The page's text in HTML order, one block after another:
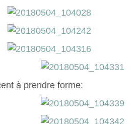
à prendre forme: